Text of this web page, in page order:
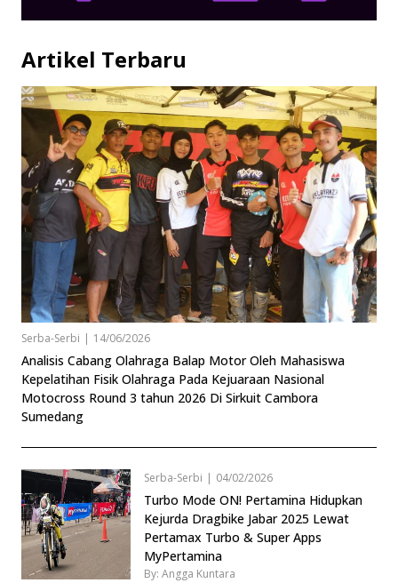
Artikel Terbaru
Serba-Serbi | 14/06/2026
Analisis Cabang Olahraga Balap Motor Oleh Mahasiswa
Kepelatihan Fisik Olahraga Pada Kejuaraan Nasional
Motocross Round 3 tahun 2026 Di Sirkuit Cambora
Sumedang
Serba-Serbi | 04/02/2026
Turbo Mode ON! Pertamina Hidupkan
Kejurda Dragbike Jabar 2025 Lewat
Pertamax Turbo & Super Apps
MyPertamina
By: Angga Kuntara